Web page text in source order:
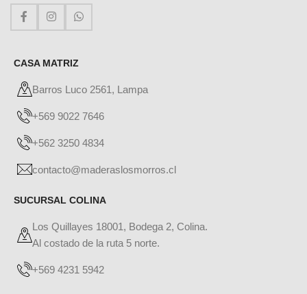
CASA MATRIZ
Barros Luco 2561, Lampa
+569 9022 7646
+562 3250 4834
contacto@maderaslosmorros.cl
SUCURSAL COLINA
Los Quillayes 18001, Bodega 2, Colina.
Al costado de la ruta 5 norte.
+569 4231 5942